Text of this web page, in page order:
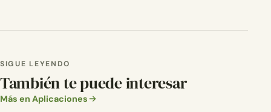
SIGUE LEYENDO
También te puede interesar
Más en Aplicaciones